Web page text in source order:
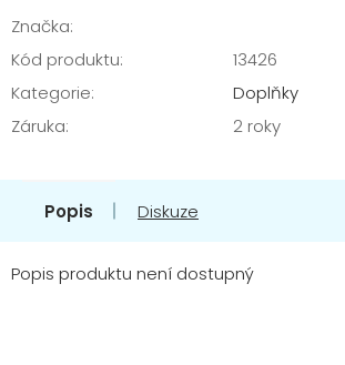
Značka:
Kód produktu:
13426
Kategorie:
Doplňky
Záruka: 2 roky
Popis Diskuze
Popis produktu není dostupný